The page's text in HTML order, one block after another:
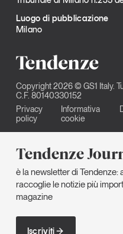
Tendenze
è la newsletter di Tendenze:
raccoglie le notizie più
magazine
Iscriviti
Luogo di pubblicazione
Milano
Copyright 2026 © GS1 Italy.
C.F. 80140330152
Privacy
policy
Informativa
cookie